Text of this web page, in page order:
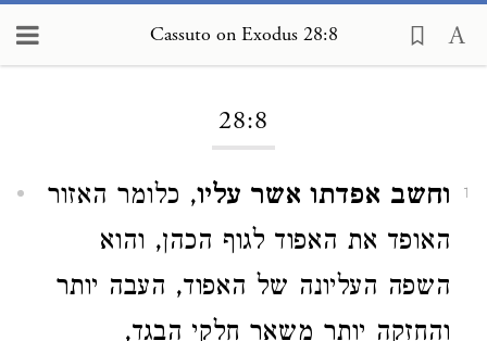
Cassuto on Exodus 28:8
28:8
1 וחשב אפדתו אשר עליו, כלומר האזור
האופד את האפוד לגוף הכהן, והוא
השפה העליונה של האפוד, העבה יותר